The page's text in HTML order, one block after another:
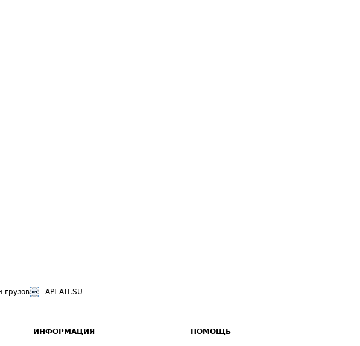
грузов API ATI.SU
ИНФОРМАЦИЯ ПОМОЩЬ